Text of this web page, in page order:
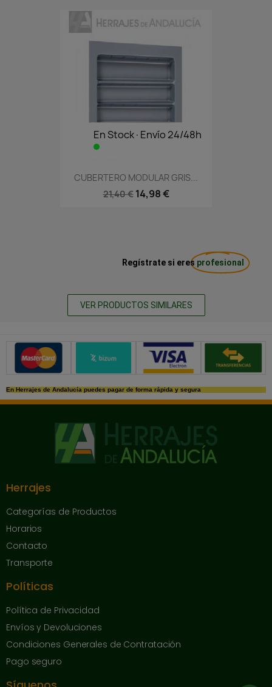
En Stock·Envío 24/48h
CUBERTERO MODULAR GRIS...
21,40 € 14,98 €
Regístrate si eres profesional
VER PRODUCTOS SIMILARES
Métodos de pago seguros
En Herrajes de Andalucía puedes pagar de forma rápida y segura
Herrajes
Categorías de Productos
Horarios
Contacto
Transporte
Políticas
Política de Privacidad
Envíos y Devoluciones
Condiciones Generales de Contratación
Pago seguro